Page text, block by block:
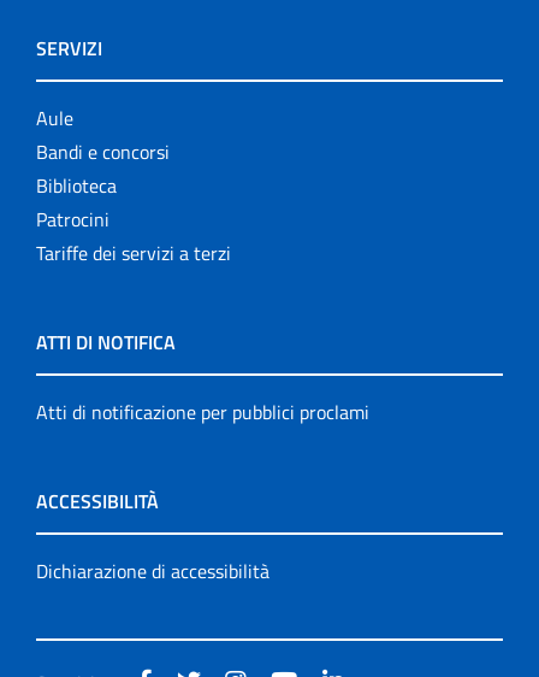
SERVIZI
Aule
Bandi e concorsi
Biblioteca
Patrocini
Tariffe dei servizi a terzi
ATTI DI NOTIFICA
Atti di notificazione per pubblici proclami
ACCESSIBILITÀ
Dichiarazione di accessibilità